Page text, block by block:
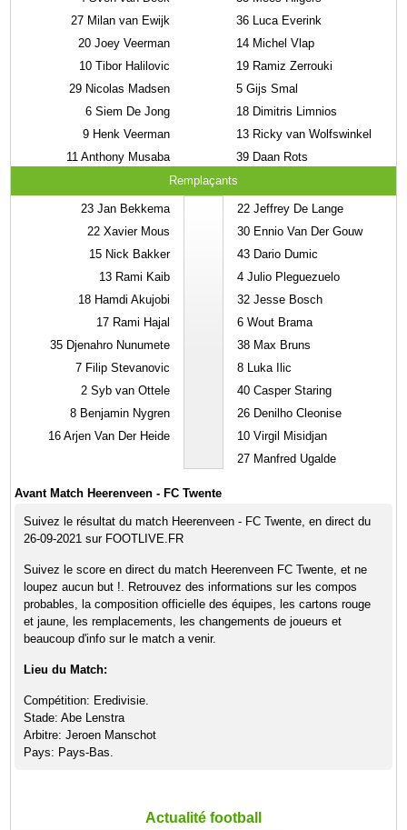
27 Milan van Ewijk
20 Joey Veerman
10 Tibor Halilovic
29 Nicolas Madsen
6 Siem De Jong
9 Henk Veerman
11 Anthony Musaba
36 Luca Everink
14 Michel Vlap
19 Ramiz Zerrouki
5 Gijs Smal
18 Dimitris Limnios
13 Ricky van Wolfswinkel
39 Daan Rots
Remplaçants
23 Jan Bekkema
22 Xavier Mous
15 Nick Bakker
13 Rami Kaib
18 Hamdi Akujobi
17 Rami Hajal
35 Djenahro Nunumete
7 Filip Stevanovic
2 Syb van Ottele
8 Benjamin Nygren
16 Arjen Van Der Heide
22 Jeffrey De Lange
30 Ennio Van Der Gouw
43 Dario Dumic
4 Julio Pleguezuelo
32 Jesse Bosch
6 Wout Brama
38 Max Bruns
8 Luka Ilic
40 Casper Staring
26 Denilho Cleonise
10 Virgil Misidjan
27 Manfred Ugalde
Avant Match Heerenveen - FC Twente
Suivez le résultat du match Heerenveen - FC Twente, en direct du
26-09-2021 sur FOOTLIVE.FR
Suivez le score en direct du match Heerenveen FC Twente, et ne
loupez aucun but !. Retrouvez des informations sur les compos
probables, la composition officielle des équipes, les cartons rouge
et jaune, les remplacements, les changements de joueurs et
beaucoup d'info sur le match a venir.
Lieu du Match:
Compétition: Eredivisie.
Stade: Abe Lenstra
Arbitre: Jeroen Manschot
Pays: Pays-Bas.
Actualité football